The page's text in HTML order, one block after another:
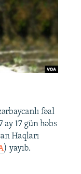
fəal
17 gün həbs
Haqları
) yayıb.